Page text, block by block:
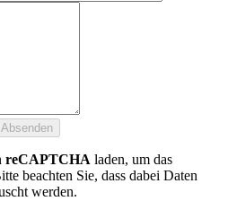
reCAPTCHA laden, um das
beachten Sie, dass dabei Daten
werden.